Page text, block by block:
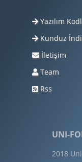
Yazılım
Kunduz
İletişim
Team
Rss
UNI-
2018